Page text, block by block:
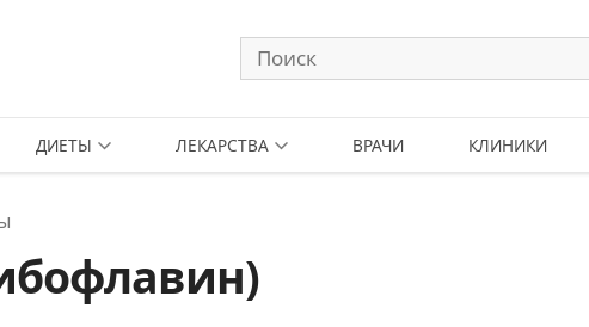
ДИЕТЫ ЛЕКАРСТВА ВРАЧИ КЛИНИКИ